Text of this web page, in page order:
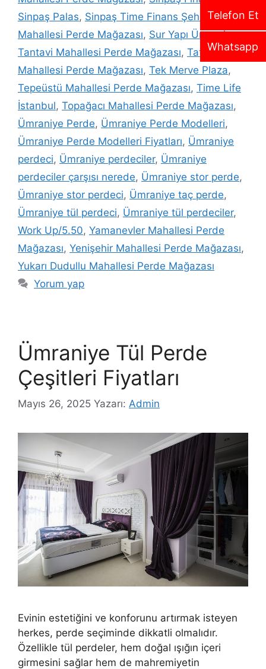
Telefon Et
Whatsapp
Sinpaş Palas, Sinpaş Time Finans Şehir ,Site
Mahallesi Perde Mağazası, Sur Yapı Ümraniye,
Tantavi Mahallesi Perde Mağazası, Tatlısu
Mahallesi Perde Mağazası, Tek Merve Plaza,
Tepeüstü Mahallesi Perde Mağazası, Time Life
İstanbul, Topağacı Mahallesi Perde Mağazası,
Ümraniye Perde, Ümraniye Perde Modelleri,
Ümraniye Perde Modelleri Fiyatları, Ümraniye
perdeci, Ümraniye perdeciler, Ümraniye
perdeciler çarşısı nerede, Ümraniye stor perde,
Ümraniye stor perdeci, Ümraniye taç perde,
Ümraniye tül perdeci, Ümraniye tül perdeciler,
Work Up/5.50, Yamanevler Mahallesi Perde
Mağazası, Yenişehir Mahallesi Perde Mağazası,
Yukarı Dudullu Mahallesi Perde Mağazası
Yorum yap
Ümraniye Tül Perde
Çeşitleri Fiyatları
Mayıs 26, 2025 Yazarı: Admin
Evinin estetiğini ve konforunu artırmak isteyen
herkes, perde seçiminde dikkatli olmalıdır.
Özellikle tül perdeler, hem doğal ışığın içeri
girmesini sağlar hem de mahremiyetin